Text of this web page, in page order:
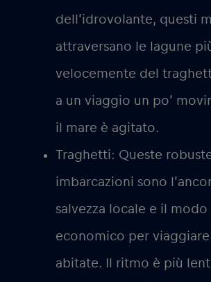
dell’idrovolante, questi
attraversano le lagune
velocemente del
a un viaggio un po’
il mare è agitato.
Traghetti: Queste
imbarcazioni sono
salvezza locale e il modo
economico per
abitate. Il ritmo è più